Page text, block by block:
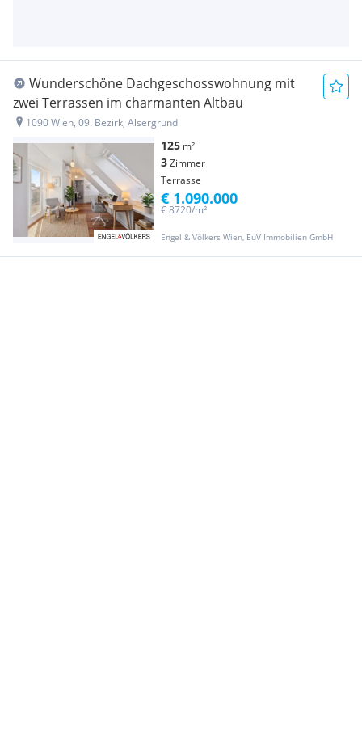
Wunderschöne Dachgeschosswohnung mit
zwei Terrassen im charmanten Altbau
1090 Wien, 09. Bezirk, Alsergrund
125 m²
3Zimmer
Terrasse
Engel & Völkers Wien, EuV Immobilien GmbH
€ 8720/m²
€ 1.090.000